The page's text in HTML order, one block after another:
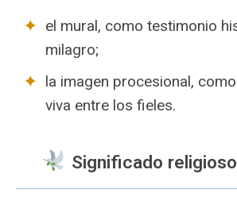
el mural, como testimonio
milagro;
la imagen procesional,
viva entre los fieles.
Significado